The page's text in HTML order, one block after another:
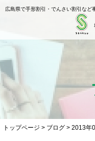
広島県で手形割引・でんさい割引など
トップページ > ブログ > 2013年